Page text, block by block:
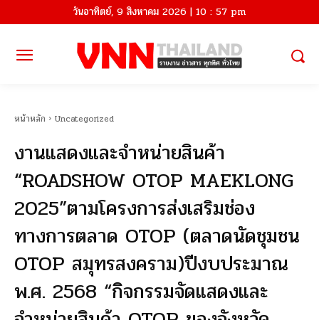
วันอาทิตย์, 9 สิงหาคม 2026 | 10 : 57 pm
หน้าหลัก Uncategorized
งานแสดงและจำหน่ายสินค้า
“ROADSHOW OTOP MAEKLONG
2025”ตามโครงการส่งเสริมช่อง
ทางการตลาด OTOP (ตลาดนัดชุมชน
OTOP สมุทรสงคราม)ปีงบประมาณ
พ.ศ. 2568 “กิจกรรมจัดแสดงและ